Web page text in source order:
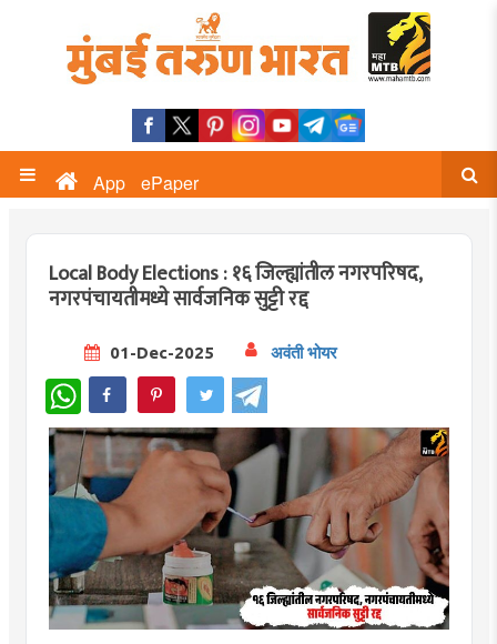
App ePaper
Local Body Elections : १६ जिल्ह्यांतील नगरपरिषद,
नगरपंचायतीमध्ये सार्वजनिक सुट्टी रद्द
01-Dec-2025 अवंती भोयर
WhatsApp